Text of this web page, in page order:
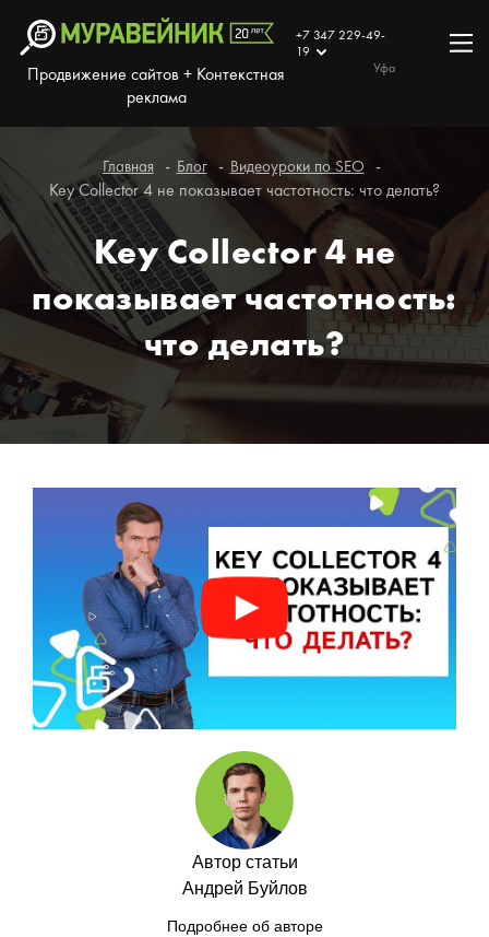
Продвижение сайтов + Контекстная
реклама
+7 347 229-49-
19
Уфа
Главная Блог Видеоуроки по SEO
Key Collector 4 не показывает частотность: что делать?
Key Collector 4 не
показывает частотность:
что делать?
Автор статьи
Андрей Буйлов
Подробнее об авторе